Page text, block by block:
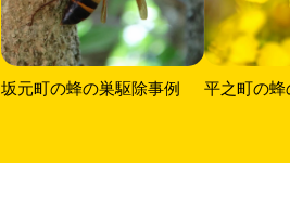
坂元町の蜂の巣駆除事例 平之町の蜂